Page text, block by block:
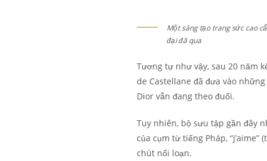
Một sáng tạo trang sức cao
đại đã qua
Tương tự như vậy, sau 20 năm
de Castellane đã đưa vào
Dior vẫn đang theo đuổi.
Tuy nhiên, bộ sưu tập gần đây
của cụm từ tiếng Pháp,
chút nổi loạn.